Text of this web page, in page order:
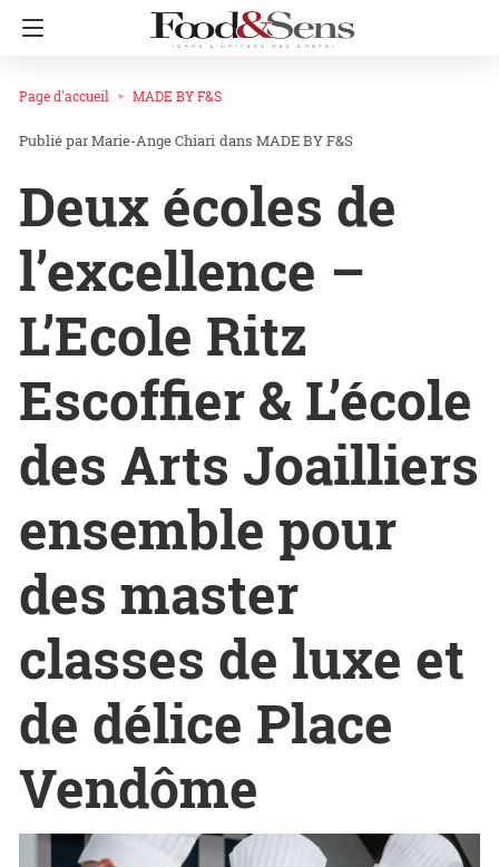
Page d'accueil MADE BY F&S
Marie-Ange Chiari dans MADE BY F&S
Deux écoles de
l’excellence –
L’Ecole Ritz
Escoffier & L’école
des Arts Joailliers
ensemble pour
des master
classes de luxe et
de délice Place
Vendôme